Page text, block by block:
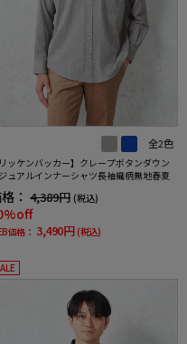
全2色
リッケンバッカー】クレープボタンダウン
ュアルインナーシャツ長袖織柄無地春夏
： 4,389円 (税込)
価格： 3,490円 (税込)